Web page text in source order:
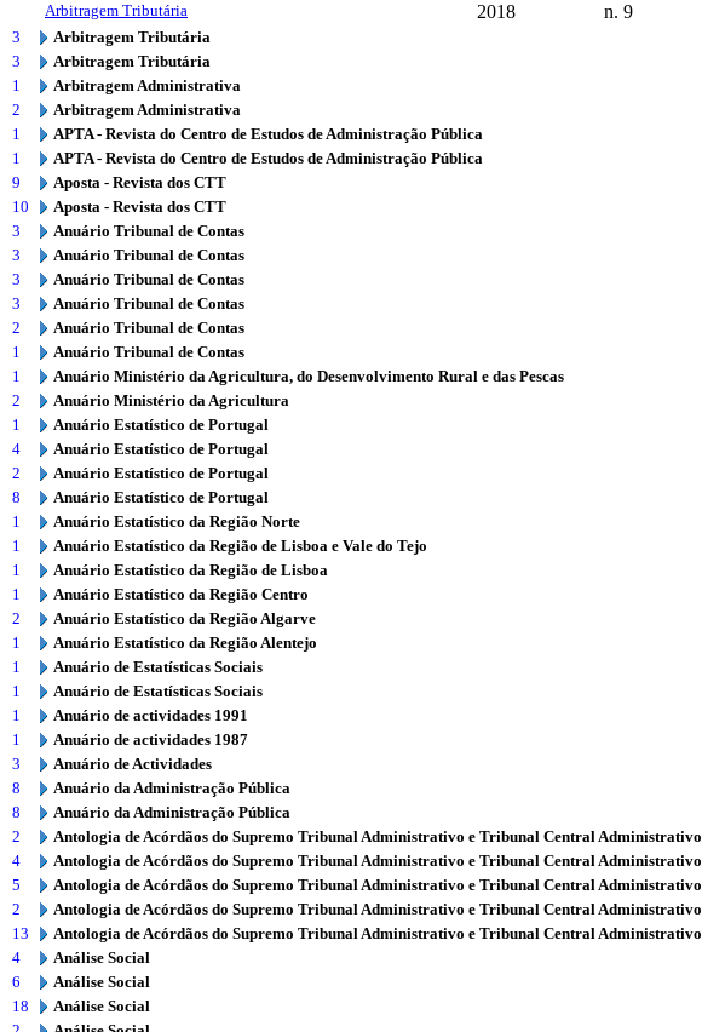
Arbitragem Tributária 2018 n. 9
3
Arbitragem Tributária
3
Arbitragem Tributária
1
Arbitragem Administrativa
2
Arbitragem Administrativa
1
APTA - Revista do Centro de Estudos de Administração Pública
1
APTA - Revista do Centro de Estudos de Administração Pública
9
Aposta - Revista dos CTT
10
Aposta - Revista dos CTT
3
Anuário Tribunal de Contas
3
Anuário Tribunal de Contas
3
Anuário Tribunal de Contas
3
Anuário Tribunal de Contas
2
Anuário Tribunal de Contas
1
Anuário Tribunal de Contas
1
Anuário Ministério da Agricultura, do Desenvolvimento Rural e das Pescas
2
Anuário Ministério da Agricultura
1
Anuário Estatístico de Portugal
4
Anuário Estatístico de Portugal
2
Anuário Estatístico de Portugal
8
Anuário Estatístico de Portugal
1
Anuário Estatístico da Região Norte
1
Anuário Estatístico da Região de Lisboa e Vale do Tejo
1
Anuário Estatístico da Região de Lisboa
1
Anuário Estatístico da Região Centro
2
Anuário Estatístico da Região Algarve
1
Anuário Estatístico da Região Alentejo
1
Anuário de Estatísticas Sociais
1
Anuário de Estatísticas Sociais
1
Anuário de actividades 1991
1
Anuário de actividades 1987
3
Anuário de Actividades
8
Anuário da Administração Pública
8
Anuário da Administração Pública
2
Antologia de Acórdãos do Supremo Tribunal Administrativo e Tribunal Central Administrativo
4
Antologia de Acórdãos do Supremo Tribunal Administrativo e Tribunal Central Administrativo
5
Antologia de Acórdãos do Supremo Tribunal Administrativo e Tribunal Central Administrativo
2
Antologia de Acórdãos do Supremo Tribunal Administrativo e Tribunal Central Administrativo
13
Antologia de Acórdãos do Supremo Tribunal Administrativo e Tribunal Central Administrativo
4
Análise Social
6
Análise Social
18
Análise Social